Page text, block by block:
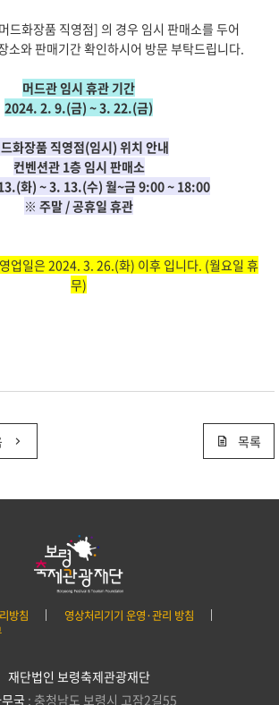
드화장품 직영점] 의 경우 임시 판매소를 두어
소와 판매기간 확인하시어 방문 부탁드립니다.
머드관 임시 휴관 기간
2024. 2. 9.(금) ~ 3. 22.(금)
화장품 직영점(임시) 위치 안내
컨벤션관 1층 임시 판매소
화) ~ 3. 13.(수)월~금 9:00 ~ 18:00
※ 주말 / 공휴일 휴관
업일은 2024. 3. 26.(화) 이후 입니다. (월요일 휴
무)
목록
방침
영상처리기기 운영·관리 방침
재단법인 보령축제관광재단
국 : 충청남도 보령시 고잠2길55